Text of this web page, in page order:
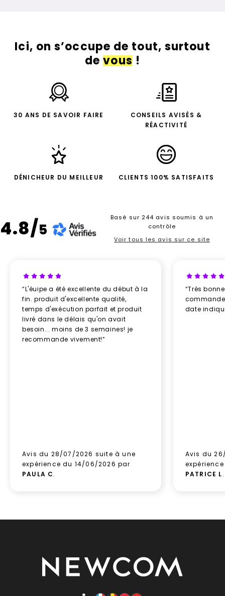
Ici, on s’occupe de tout, surtout
devous!
30 ANS DE SAVOIR FAIRE
CONSEILS AVISÉS &
RÉACTIVITÉ
DÉNICHEUR DU MEILLEUR CLIENTS 100% SATISFAITS
4.8/5
Basé sur 244 avis soumis à un
contrôle
Voir tous les avis sur ce site
“L'éuipe a été excellente du début à la
fin. produit d'excellente qualité,
temps d'exécution parfait et produit
livré dans le délais qu'on avait
besoin... moins de 3 semaines! je
recommande vivement!”
Avis du 28/07/2026 suite à une
expérience du 14/06/2026 par
PAULA C.
“Très
date
Avis du
PATRICE L.